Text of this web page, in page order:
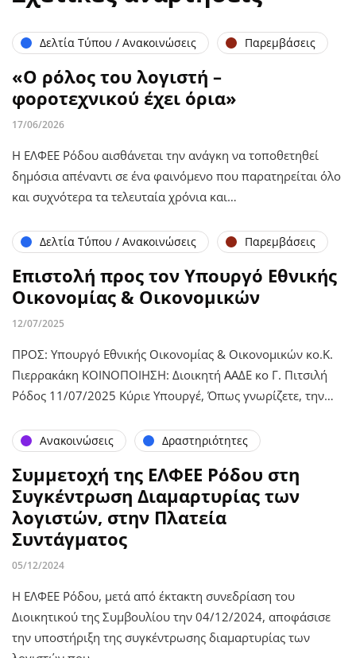
Δελτία Τύπου / Ανακοινώσεις Παρεμβάσεις
«Ο ρόλος του λογιστή –
φοροτεχνικού έχει όρια»
17/06/2026
Η ΕΛΦΕΕ Ρόδου αισθάνεται την ανάγκη να τοποθετηθεί
δημόσια απέναντι σε ένα φαινόμενο που παρατηρείται όλο
και συχνότερα τα τελευταία χρόνια και…
Δελτία Τύπου / Ανακοινώσεις Παρεμβάσεις
Επιστολή προς τον Υπουργό Εθνικής
Οικονομίας & Οικονομικών
12/07/2025
ΠΡΟΣ: Υπουργό Εθνικής Οικονομίας & Οικονομικών κο.Κ.
Πιερρακάκη ΚΟΙΝΟΠΟΙΗΣΗ: Διοικητή ΑΑΔΕ κο Γ. Πιτσιλή
Ρόδος 11/07/2025 Κύριε Υπουργέ, Όπως γνωρίζετε, την…
Ανακοινώσεις Δραστηριότητες
Συμμετοχή της ΕΛΦΕΕ Ρόδου στη
Συγκέντρωση Διαμαρτυρίας των
λογιστών, στην Πλατεία
Συντάγματος
05/12/2024
Η ΕΛΦΕΕ Ρόδου, μετά από έκτακτη συνεδρίαση του
Διοικητικού της Συμβουλίου την 04/12/2024, αποφάσισε
την υποστήριξη της συγκέντρωσης διαμαρτυρίας των